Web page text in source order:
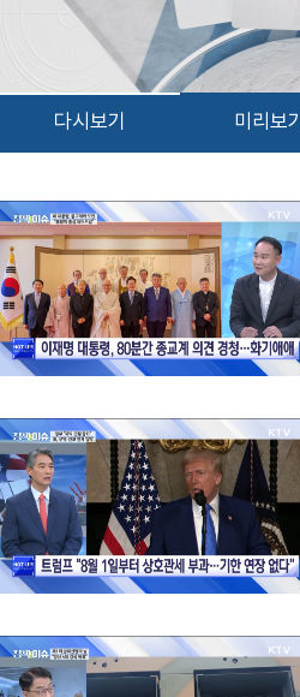
다시보기 미리보기
검색 조건
검색어 입력
검색